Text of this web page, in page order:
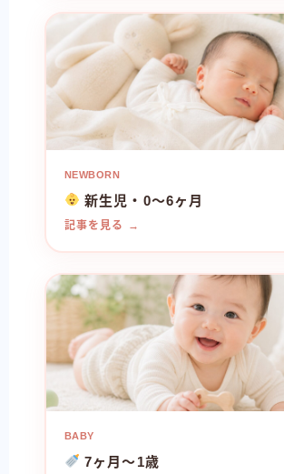
NEWBORN
新生児・0〜6ヶ月
記事を見る →
BABY
7ヶ月〜1歳